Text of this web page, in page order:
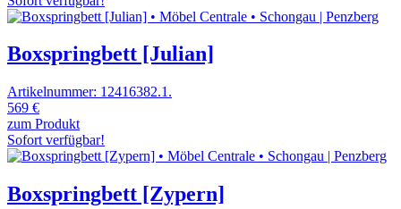
Boxspringbett [Julian]
Artikelnummer: 12416382.1.
569 €
zum Produkt
Sofort verfügbar!
Boxspringbett [Zypern]